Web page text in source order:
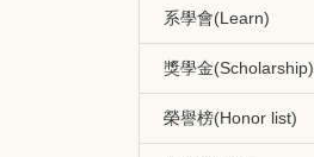
系學會(Learn)
獎學金(Scholarship)
榮譽榜(Honor list)